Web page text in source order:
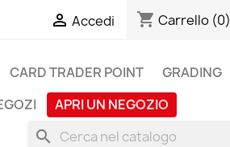
 Accedi shopping_cart Carrello (0)
CARD TRADER POINT
GRADING
APRI UN NEGOZIO
search